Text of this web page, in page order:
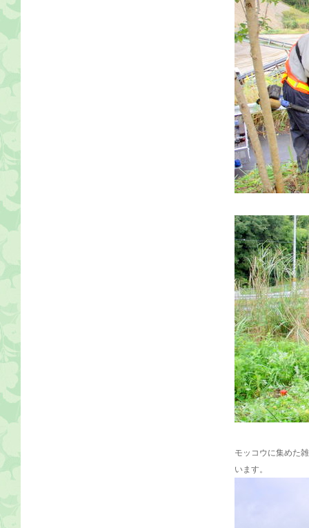
モッコウに集めた
います。